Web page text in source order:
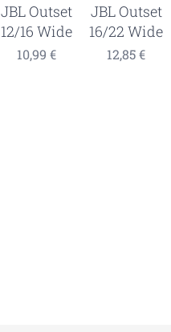
JBL Outset
12/16 Wide
10,99 €
JBL Outset
16/22 Wide
12,85€